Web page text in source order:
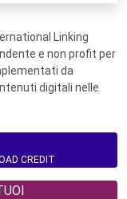
Linking
e non profit per
da
digitali nelle
CREDIT